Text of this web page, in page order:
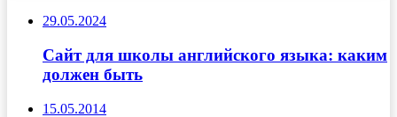
29.05.2024
Сайт для школы английского языка: каким
должен быть
15.05.2014